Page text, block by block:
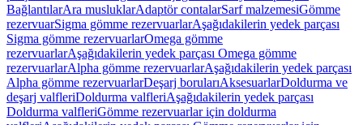
BağlantılarAra musluklarAdaptör contalarSarf malzemesiGömme
rezervuarSigma gömme rezervuarlarAşağıdakilerin yedek parçası
Sigma gömme rezervuarlarOmega gömme
rezervuarlarAşağıdakilerin yedek parçası Omega gömme
rezervuarlarAlpha gömme rezervuarlarAşağıdakilerin yedek parçası
Alpha gömme rezervuarlarDeşarj borularıAksesuarlarDoldurma ve
deşarj valfleriDoldurma valfleriAşağıdakilerin yedek parçası
Doldurma valfleriGömme rezervuarlar için doldurma